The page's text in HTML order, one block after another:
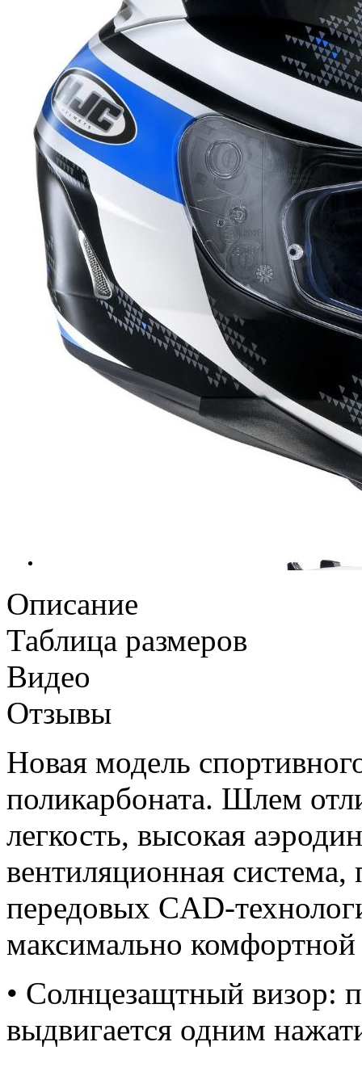
Описание
Таблица размеров
Видео
Отзывы
Новая модель
поликарбоната. Шлем
легкость, высокая
вентиляционная
передовых CAD-
максимально
• Солнцезащтный визор:
выдвигается одним